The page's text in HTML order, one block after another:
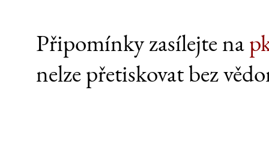
Připomínky zasílejte na
nelze přetiskovat bez